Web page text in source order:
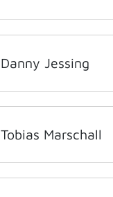
Danny Jessing
Tobias Marschall